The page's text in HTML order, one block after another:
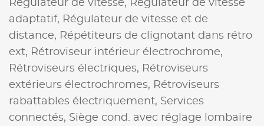
Régulateur de vitesse, Régulateur de vitesse
adaptatif, Régulateur de vitesse et de
distance, Répétiteurs de clignotant dans rétro
ext, Rétroviseur intérieur électrochrome,
Rétroviseurs électriques, Rétroviseurs
extérieurs électrochromes, Rétroviseurs
rabattables électriquement, Services
connectés, Siège cond. avec réglage lombaire